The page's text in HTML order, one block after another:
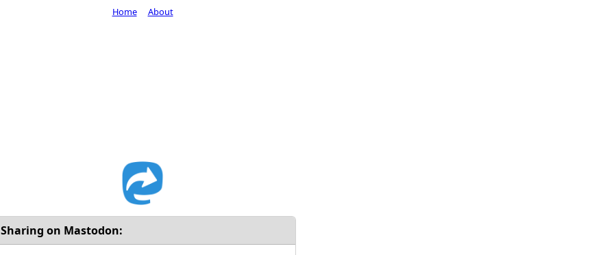
Sharing on Mastodon:
Home About